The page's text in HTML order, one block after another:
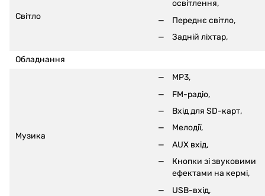
Світло
освітлення,
Переднє світло,
Задній ліхтар,
Обладнання
Музика
MP3,
FM-радіо,
Вхід для SD-карт,
Мелодії,
AUX вхід,
Кнопки зі звуковими
ефектами на кермі,
USB-вхід,